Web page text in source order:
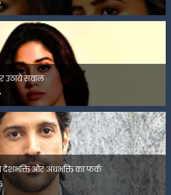
उठाये सवाल
और अंधभक्ति का फर्क